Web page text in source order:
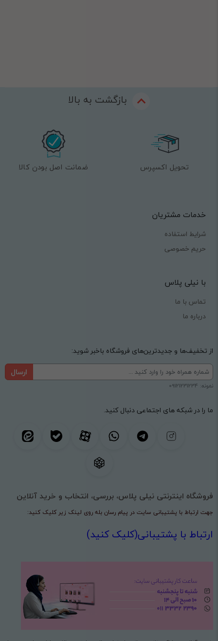
بازگشت به بالا
تحویل اکسپرس ضمانت اصل بودن کالا
خدمات مشتریان
شرایط استفاده
حریم خصوصی
با نیلی پلاس
تماس با ما
درباره ما
از تخفیف‌ها و جدیدترین‌های فروشگاه باخبر شوید:
ارسال
نمونه: 09121231234
ما را در شبکه های اجتماعی دنبال کنید.
فروشگاه اینترنتی نیلی پلاس، بررسی، انتخاب و خرید آنلاین
جهت ارتباط با پشتیبانی سایت در پیام رسان بله روی لینک زیر کلیک کنید:
ارتباط با پشتیبانی(کلیک کنید)